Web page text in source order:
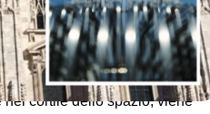
una serata evento
residenti VIR Viafarini-in-
nel cortile dello spazio, viene